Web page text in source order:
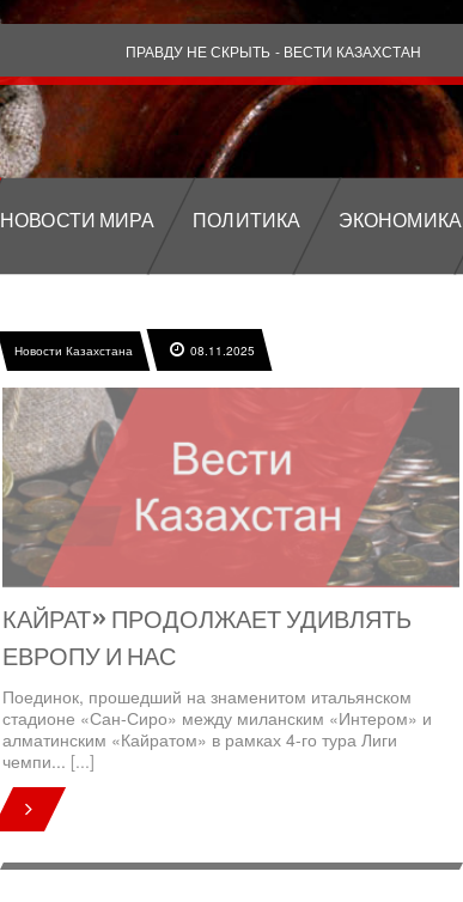
ПРАВДУ НЕ СКРЫТЬ - ВЕСТИ КАЗАХСТАН
НОВОСТИ МИРА ПОЛИТИКА ЭКОНОМИКА
Новости Казахстана 08.11.2025
КАЙРАТ» ПРОДОЛЖАЕТ УДИВЛЯТЬ
ЕВРОПУ И НАС
Поединок, прошедший на знаменитом итальянском
стадионе «Сан-Сиро» между миланским «Интером» и
алматинским «Кайратом» в рамках 4-го тура Лиги
чемпи... [...]